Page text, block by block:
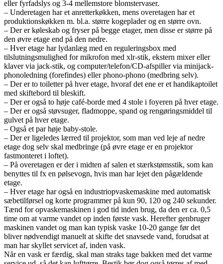
eller fyrfadslys og 3-4 mellemstore blomstervaser.
– Underetagen har et anretterkøkken, mens overetagen har et
produktionskøkken m. bl.a. større kogeplader og en større ovn.
– Der er køleskab og fryser på begge etager, men disse er større på
den øvre etage end på den nedre.
– Hver etage har lydanlæg med en reguleringsbox med
tilslutningsmulighed for mikrofon med xlr-stik, ekstern mixer eller
klaver via jack-stik, og computer/telefon/CD-afspiller via minijack-
phonoledning (forefindes) eller phono-phono (medbring selv).
– Der er to toiletter på hver etage, hvoraf det ene er et handikaptoilet
med skiftebord til bleskift.
– Der er også to høje café-borde med 4 stole i foyeren på hver etage.
– Der er også støvsuger, fladmoppe, spand og rengøringsmiddel til
gulvet på hver etage.
– Også et par høje baby-stole.
– Der er ligeledes lærred til projektor, som man ved leje af nedre
etage dog selv skal medbringe (på øvre etage er en projektor
fastmonteret i loftet).
– På overetagen er der i midten af salen et stærkstømsstik, som kan
benyttes til fx en pølsevogn, hvis man har lejet den pågældende
etage.
– Hver etage har også en industriopvaskemaskine med automatisk
sæbetilførsel og korte programmer på kun 90, 120 og 240 sekunder.
Tænd for opvaskemaskinen i god tid inden brug, da den er ca. 0,5
time om at varme vandet op inden første vask. Herefter genbruger
maskinen vandet og man kan typisk vaske 10-20 gange før det
bliver nødvendigt manuelt at skifte det snavsede vand, forudsat at
man har skyllet servicet af, inden vask.
Når en vask er færdig, skal man straks tage bakken med det varme